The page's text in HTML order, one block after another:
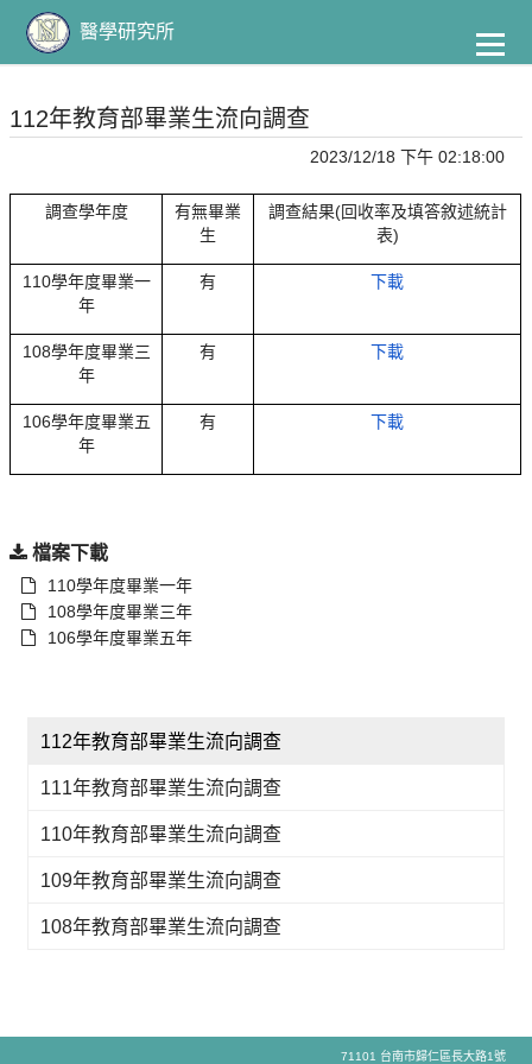
主
要
醫學研究所
112年教育部畢業生流向調查
2023/12/18 下午 02:18:00
調查學年度
有無畢業
生
調查結果(回收率及填答敘述統計
表)
110學年度畢業一
年
有 下載
108學年度畢業三
年
有 下載
106學年度畢業五
年
有 下載
檔案下載
110學年度畢業一年
108學年度畢業三年
106學年度畢業五年
112年教育部畢業生流向調查
111年教育部畢業生流向調查
110年教育部畢業生流向調查
109年教育部畢業生流向調查
108年教育部畢業生流向調查
71101 台南市歸仁區長大路1號